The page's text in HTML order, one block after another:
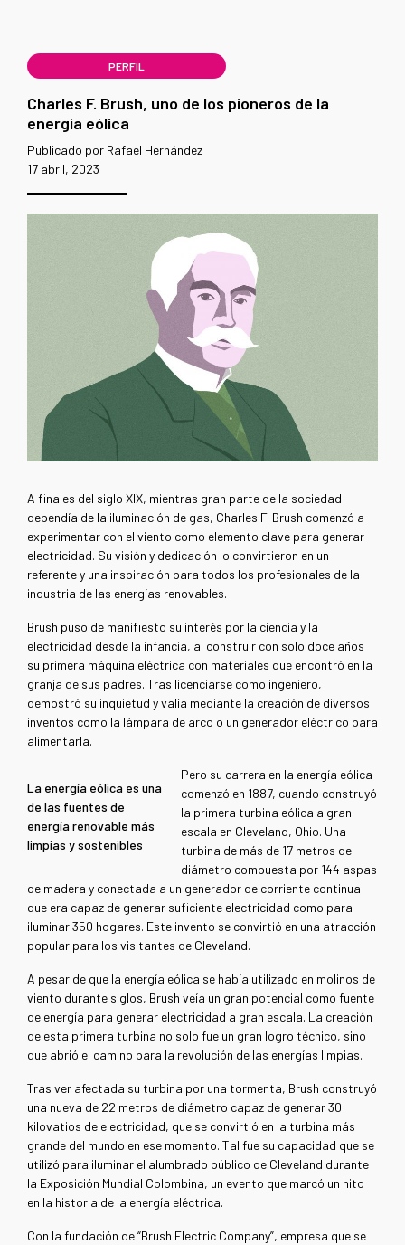
PERFIL
Charles F. Brush, uno de los pioneros de la
energía eólica
Publicado por Rafael Hernández
17 abril, 2023
A finales del siglo XIX, mientras gran parte de la sociedad
dependía de la iluminación de gas, Charles F. Brush comenzó a
experimentar con el viento como elemento clave para generar
electricidad. Su visión y dedicación lo convirtieron en un
referente y una inspiración para todos los profesionales de la
industria de las energías renovables.
Brush puso de manifiesto su interés por la ciencia y la
electricidad desde la infancia, al construir con solo doce años
su primera máquina eléctrica con materiales que encontró en la
granja de sus padres. Tras licenciarse como ingeniero,
demostró su inquietud y valía mediante la creación de diversos
inventos como la lámpara de arco o un generador eléctrico para
alimentarla.
La energía eólica es una
de las fuentes de
energía renovable más
limpias y sostenibles
Pero su carrera en la energía eólica
comenzó en 1887, cuando construyó
la primera turbina eólica a gran
escala en Cleveland, Ohio. Una
turbina de más de 17 metros de
diámetro compuesta por 144 aspas
de madera y conectada a un generador de corriente continua
que era capaz de generar suficiente electricidad como para
iluminar 350 hogares. Este invento se convirtió en una atracción
popular para los visitantes de Cleveland.
A pesar de que la energía eólica se había utilizado en molinos de
viento durante siglos, Brush veía un gran potencial como fuente
de energía para generar electricidad a gran escala. La creación
de esta primera turbina no solo fue un gran logro técnico, sino
que abrió el camino para la revolución de las energías limpias.
Tras ver afectada su turbina por una tormenta, Brush construyó
una nueva de 22 metros de diámetro capaz de generar 30
kilovatios de electricidad, que se convirtió en la turbina más
grande del mundo en ese momento. Tal fue su capacidad que se
utilizó para iluminar el alumbrado público de Cleveland durante
la Exposición Mundial Colombina, un evento que marcó un hito
en la historia de la energía eléctrica.
Con la fundación de “Brush Electric Company”, empresa que se